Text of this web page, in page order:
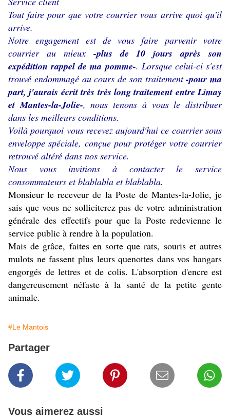
Tout faire pour que votre courrier vous arrive quoi qu'il
arrive.
Notre engagement est de vous faire parvenir votre
courrier au mieux -plus de 10 jours après son
expédition rappel de ma pomme-. Lorsque celui-ci s'est
trouvé endommagé au cours de son traitement-pour ma
part, j'aurais écrit très très long traitement entre Limay
et Mantes-la-Jolie-, nous tenons à vous le distribuer
dans les meilleurs conditions.
Voilà pourquoi vous recevez aujourd'hui ce courrier sous
enveloppe spéciale, conçue pour protéger votre courrier
retrouvé altéré dans nos service.
Nous vous invitions à contacter le service
consommateurs et blablabla et blablabla.
Monsieur le receveur de la Poste de Mantes-la-Jolie, je
sais que vous ne solliciterez pas de votre administration
générale des effectifs pour que la Poste redevienne le
service public à rendre à la population.
Mais de grâce, faites en sorte que rats, souris et autres
mulots ne fassent plus leurs quenottes dans vos hangars
engorgés de lettres et de colis. L'absorption d'encre est
dangereusement néfaste à la santé de la petite gente
animale.
#Le Mantois
Partager
Vous aimerez aussi